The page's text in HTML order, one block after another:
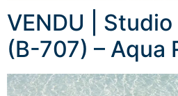
VENDU |
(B-707) – Aqua